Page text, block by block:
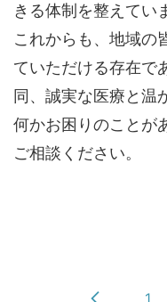
きる体制を整えてい
これからも、地域の
ていただける存在で
同、誠実な医療と温
何かお困りのことが
ご相談ください。